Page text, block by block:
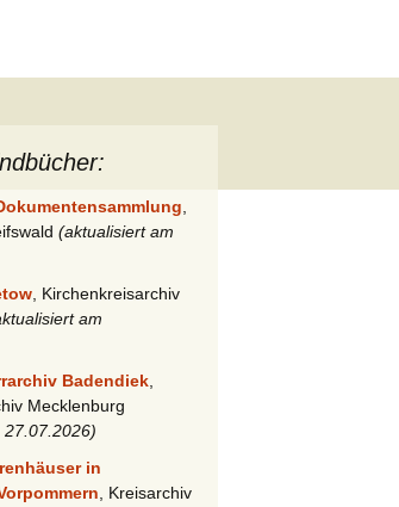
(aktualisiert am
, Kirchenkreisarchiv
am
Badendiek
Mecklenburg
in
, Kreisarchiv